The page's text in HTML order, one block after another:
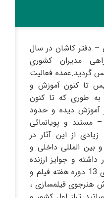
– دفتر کاشان در سال
مدیران کشوری
گردید.عمده فعالیت
تا کنون آموزش و
به طوری که تا کنون
مرکز آموزش دیده و حدود
– مستند و پویانمائی
از این آثار در
المللی داخلی و
و جوایز ارزنده
ای را کسب کرده اند. برگزاری 13 دوره هفته فیلم و
هنرجوی فیلمسازی ،